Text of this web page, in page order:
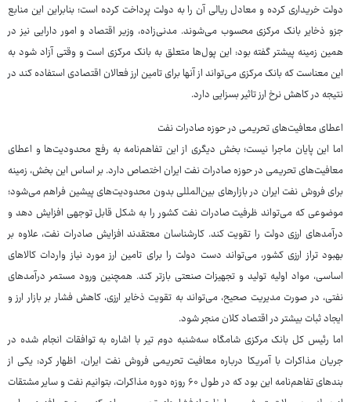
دولت خریداری کرده و معادل ریالی آن را به دولت پرداخت کرده است؛ بنابراین این منابع
جزو ذخایر بانک مرکزی محسوب می‌شوند. مدنی‌زاده، وزیر اقتصاد و امور دارایی نیز در
همین زمینه پیشتر گفته بود: این پول‌ها متعلق به بانک مرکزی است و وقتی آزاد شود به
این معناست که بانک مرکزی می‌تواند از آنها برای تامین ارز فعالان اقتصادی استفاده کند در
نتیجه در کاهش نرخ ارز تاثیر بسزایی دارد.
اعطای معافیت‌های تحریمی در حوزه صادرات نفت
اما این پایان ماجرا نیست؛ بخش دیگری از این تفاهم‌نامه به رفع محدودیت‌ها و اعطای
معافیت‌های تحریمی در حوزه صادرات نفت ایران اختصاص دارد. بر اساس این بخش، زمینه
برای فروش نفت ایران در بازارهای بین‌المللی بدون محدودیت‌های پیشین فراهم می‌شود؛
موضوعی که می‌تواند ظرفیت صادرات نفت کشور را به شکل قابل توجهی افزایش دهد و
درآمدهای ارزی دولت را تقویت کند. کارشناسان معتقدند افزایش صادرات نفت، علاوه بر
بهبود تراز ارزی کشور، می‌تواند دست دولت را برای تامین ارز مورد نیاز واردات کالاهای
اساسی، مواد اولیه تولید و تجهیزات صنعتی بازتر کند. همچنین ورود مستمر درآمدهای
نفتی، در صورت مدیریت صحیح، می‌تواند به تقویت ذخایر ارزی، کاهش فشار بر بازار ارز و
ایجاد ثبات بیشتر در اقتصاد کلان منجر شود.
اما رئیس کل بانک مرکزی شامگاه سه‌شنبه دوم تیر با اشاره به توافقات انجام شده در
جریان مذاکرات با آمریکا درباره معافیت تحریمی فروش نفت ایران، اظهار کرد: یکی از
بندهای تفاهم‌نامه این بود که در طول ۶۰ روزه دوره مذاکرات، بتوانیم نفت و سایر مشتقات